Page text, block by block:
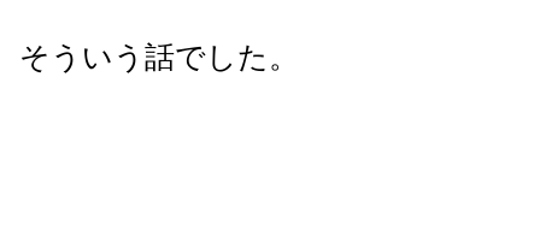
そういう話でした。